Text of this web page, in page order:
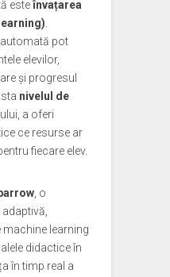
esteînvațarea
pot
elevilor,
și progresul
nivelul de
a oferi
ce resurse ar
fiecare elev.
, o
learning
didactice în
în timp real a